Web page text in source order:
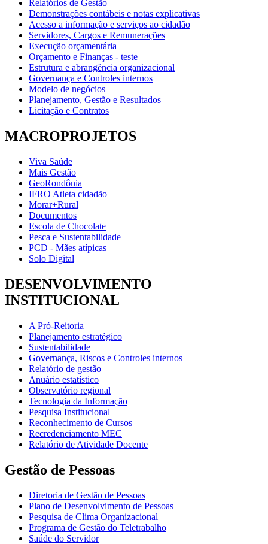
Relatórios de Gestão
Demonstrações contábeis e notas explicativas
Acesso a informação e serviços ao cidadão
Servidores, Cargos e Remunerações
Execução orçamentária
Orçamento e Finanças - teste
Estrutura e abrangência organizacional
Governança e Controles internos
Modelo de negócios
Planejamento, Gestão e Resultados
Licitação e Contratos
MACROPROJETOS
Viva Saúde
Mais Gestão
GeoRondônia
IFRO Atleta cidadão
Morar+Rural
Documentos
Escola de Chocolate
Pesca e Sustentabilidade
PCD - Mães atípicas
Solo Digital
DESENVOLVIMENTO
INSTITUCIONAL
A Pró-Reitoria
Planejamento estratégico
Sustentabilidade
Governança, Riscos e Controles internos
Relatório de gestão
Anuário estatístico
Observatório regional
Tecnologia da Informação
Pesquisa Institucional
Reconhecimento de Cursos
Recredenciamento MEC
Relatório de Atividade Docente
Gestão de Pessoas
Diretoria de Gestão de Pessoas
Plano de Desenvolvimento de Pessoas
Pesquisa de Clima Organizacional
Programa de Gestão do Teletrabalho
Saúde do Servidor